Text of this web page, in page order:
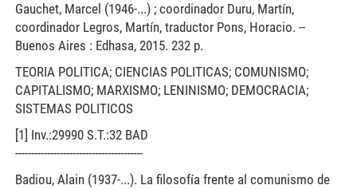
Gauchet, Marcel (1946-...) ; coordinador Duru, Martín,
coordinador Legros, Martín, traductor Pons, Horacio. --
Buenos Aires : Edhasa, 2015. 232 p.
TEORIA POLITICA; CIENCIAS POLITICAS; COMUNISMO;
CAPITALISMO; MARXISMO; LENINISMO; DEMOCRACIA;
SISTEMAS POLITICOS
[1] Inv.:29990 S.T.:32 BAD
----------------------------------------
Badiou, Alain (1937-...). La filosofía frente al comunismo de